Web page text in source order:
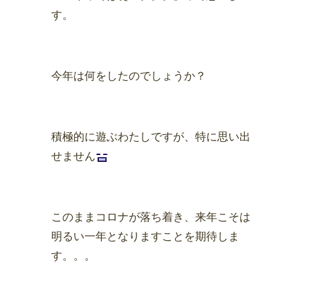
す。
今年は何をしたのでしょうか？
積極的に遊ぶわたしですが、特に思い出
せません
このままコロナが落ち着き、来年こそは
明るい一年となりますことを期待しま
す。。。